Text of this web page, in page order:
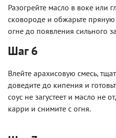
Разогрейте масло в воке или
сковороде и обжарьте
огне до появления сильного
Шаг 6
Влейте арахисовую смесь,
доведите до кипения и
соус не загустеет и масло не
карри и снимите с огня.